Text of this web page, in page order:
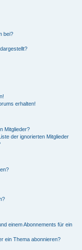
bei?
erhalten!
Mitglieder?
der ignorierten Mitglieder
einem Abonnements für ein
ein Thema abonnieren?